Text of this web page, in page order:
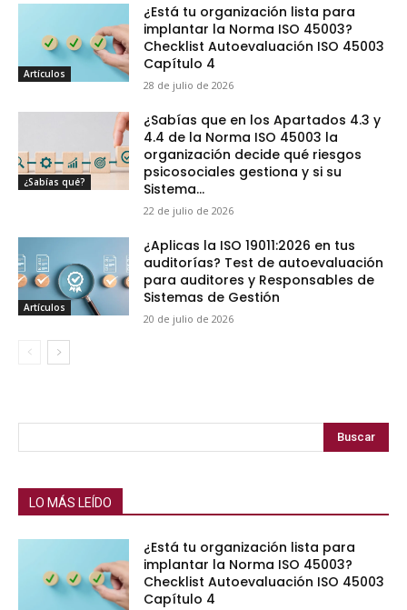
Artículos
¿Está tu organización lista para
implantar la Norma ISO 45003?
Checklist Autoevaluación ISO 45003
Capítulo 4
28 de julio de 2026
¿Sabías qué?
¿Sabías que en los Apartados 4.3 y
4.4 de la Norma ISO 45003 la
organización decide qué riesgos
psicosociales gestiona y si su
Sistema...
22 de julio de 2026
Artículos
¿Aplicas la ISO 19011:2026 en tus
auditorías? Test de autoevaluación
para auditores y Responsables de
Sistemas de Gestión
20 de julio de 2026
Buscar
LO MÁS LEÍDO
¿Está tu organización lista para
implantar la Norma ISO 45003?
Checklist Autoevaluación ISO 45003
Capítulo 4